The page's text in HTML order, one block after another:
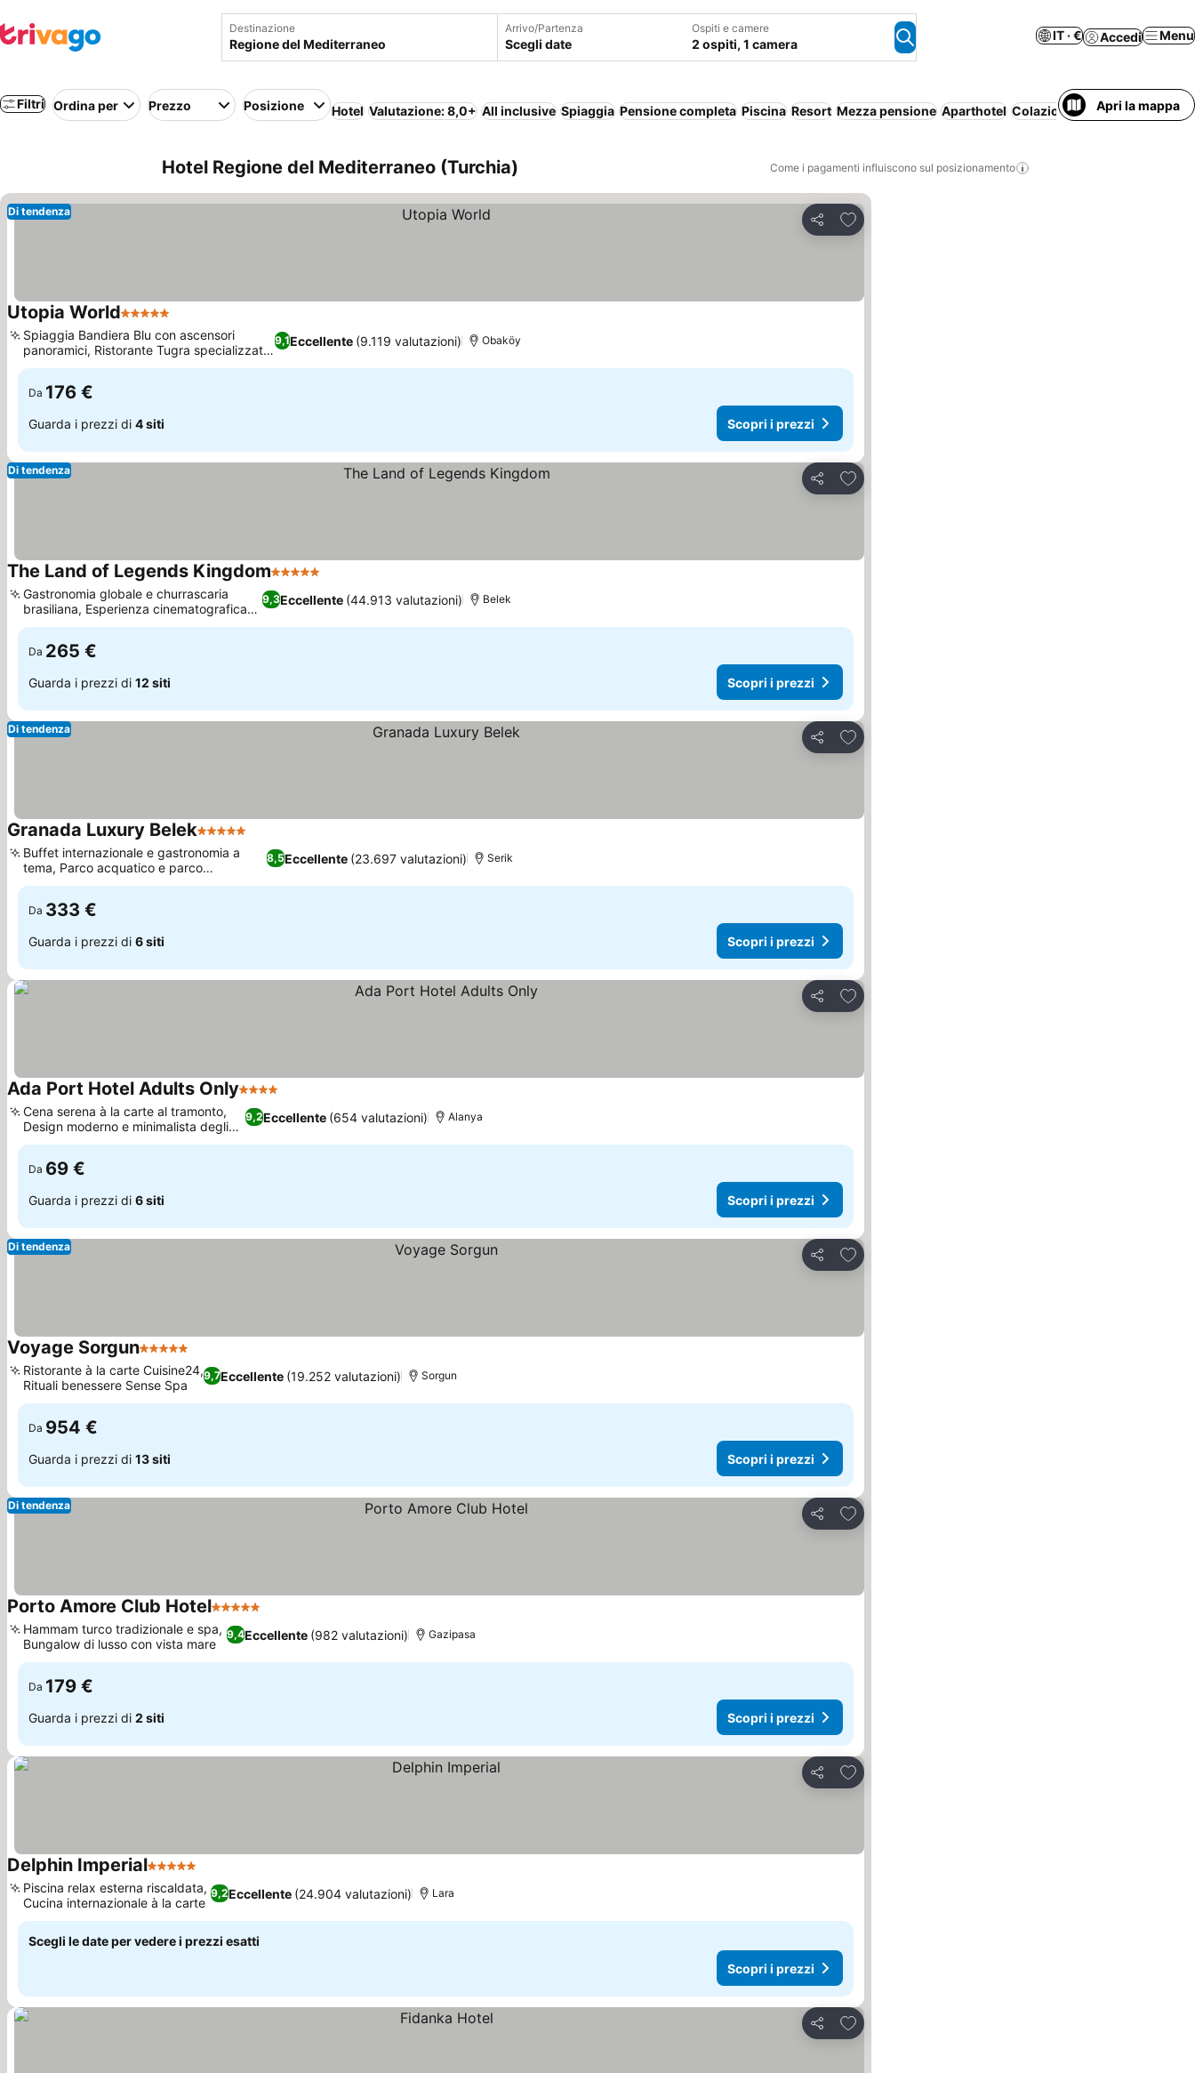
Destinazione Arrivo/Partenza
Scegli date
Ospiti e camere
2 ospiti, 1 camera
IT · € Accedi Menu
Filtri Ordina per Prezzo Posizione Hotel Valutazione: 8,0+ All inclusive Spiaggia Pensione completa Piscina Resort Mezza pensione Aparthotel Colazione inclusa Famiglie
Apri la mappa
Hotel Regione del Mediterraneo (Turchia) Come i pagamenti influiscono sul posizionamento
Condividi
Aggiungi ai preferiti
Di tendenza
Utopia World5 Stelle
9,1Eccellente (9.119 valutazioni)
Spiaggia Bandiera Blu con ascensori
panoramici, Ristorante Tugra specializzato
in frutti di mare
Obaköy
Da 176 €
Guarda i prezzi di 4 siti Scopri i prezzi
Condividi
Aggiungi ai preferiti
Di tendenza
The Land of Legends Kingdom5 Stelle
9,3Eccellente (44.913 valutazioni)
Gastronomia globale e churrascaria
brasiliana, Esperienza cinematografica
immersiva in 5D
Belek
Da 265 €
Guarda i prezzi di 12 siti Scopri i prezzi
Condividi
Aggiungi ai preferiti
Di tendenza
Granada Luxury Belek5 Stelle
8,5Eccellente (23.697 valutazioni)
Buffet internazionale e gastronomia a
tema, Parco acquatico e parco
divertimenti Wonderland
Serik
Da 333 €
Guarda i prezzi di 6 siti Scopri i prezzi
Condividi
Aggiungi ai preferiti
Ada Port Hotel Adults Only4 Stelle
9,2Eccellente (654 valutazioni)
Cena serena à la carte al tramonto,
Design moderno e minimalista degli
interni
Alanya
Da 69 €
Guarda i prezzi di 6 siti Scopri i prezzi
Condividi
Aggiungi ai preferiti
Di tendenza
Voyage Sorgun5 Stelle
9,7Eccellente (19.252 valutazioni)
Ristorante à la carte Cuisine24,
Rituali benessere Sense Spa
Sorgun
Da 954 €
Guarda i prezzi di 13 siti Scopri i prezzi
Condividi
Aggiungi ai preferiti
Di tendenza
Porto Amore Club Hotel5 Stelle
9,4Eccellente (982 valutazioni)
Hammam turco tradizionale e spa,
Bungalow di lusso con vista mare
Gazipasa
Da 179 €
Guarda i prezzi di 2 siti Scopri i prezzi
Condividi
Aggiungi ai preferiti
Delphin Imperial5 Stelle
9,2Eccellente (24.904 valutazioni)
Piscina relax esterna riscaldata,
Cucina internazionale à la carte
Lara
Scegli le date per vedere i prezzi esatti
Scopri i prezzi
Condividi
Aggiungi ai preferiti